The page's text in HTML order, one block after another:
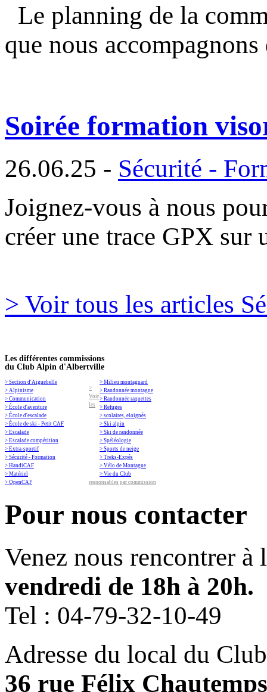
Le planning de la
que nous
Soirée formation
26.06.25 - Sécurité -
Joignez-vous à nous
créer une trace GPX
> Voir tous les articles
Les différentes commissions
du Club Alpin d'Albertville
> Section d'Aiguebelle
> Alpinisme
> Communication
> École d'aventure
> École d'escalade
> École de ski - Petit CAF
> Escalade
> Escalade compétition
> Extra-sportif
> Sécurité - Formation
> HandiCAF
> Matériel
> OpenCAF
> Milieu montagnard
> Randonnée montagne
> Randonnée raquettes
> Refuges
> scolaires, eloignés
> Ski alpin
> Ski de randonnée
> Spéléologie
> Sports de neige
> Treks-Expés
> Vélo de Montagne
> Vie du Club
>
Voir
les
responsables par commission
Pour nous contacter
Venez nous rencontrer à
vendredi de 18h à 20h.
Tel : 04-79-32-10-49
Adresse du local du
36 rue Félix Chautemps